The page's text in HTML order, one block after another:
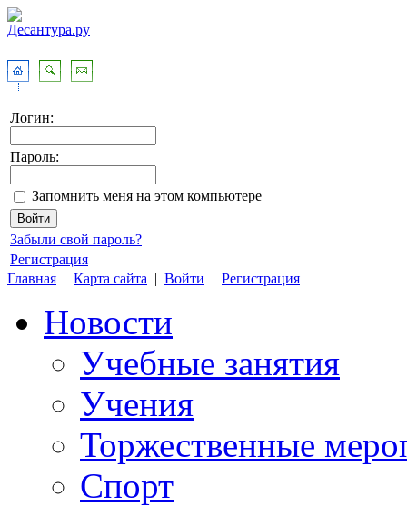
Логин:
Пароль:
Запомнить меня на этом компьютере
Забыли свой пароль?
Регистрация
Главная | Карта сайта | Войти | Регистрация
Новости
Учебные занятия
Учения
Торжественные
Спорт